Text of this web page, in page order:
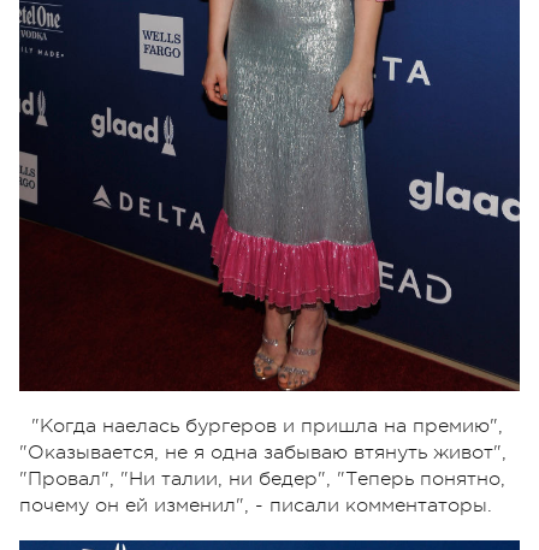
"Когда наелась бургеров и пришла на премию",
"Оказывается, не я одна забываю втянуть живот",
"Провал", "Ни талии, ни бедер", "Теперь понятно,
почему он ей изменил", - писали комментаторы.